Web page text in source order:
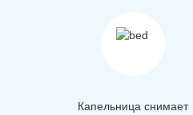
Капельница снимает